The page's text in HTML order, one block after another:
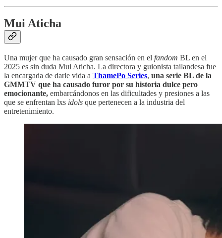
Mui Aticha
Una mujer que ha causado gran sensación en el fandom BL en el
2025 es sin duda Mui Aticha. La directora y guionista tailandesa fue
la encargada de darle vida a ThamePo Series, una serie BL de la
GMMTV que ha causado furor por su historia dulce pero
emocionante, embarcándonos en las dificultades y presiones a las
que se enfrentan lxs idols que pertenecen a la industria del
entretenimiento.